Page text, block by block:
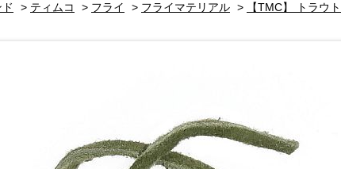
> ティムコ > フライ > フライマテリアル > 【TMC】 トラウ